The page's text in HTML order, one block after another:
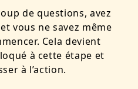
de questions, avez
vous ne savez même
Cela devient
à cette étape et
à l’action.